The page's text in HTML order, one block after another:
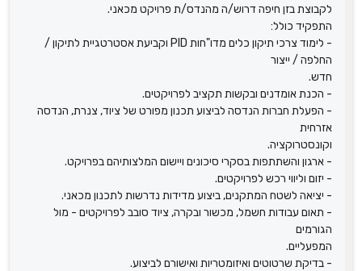
לקבוצת בזן חיפה דרוש/ה מהנדס/ת פרויקט מכאני.
התפקיד כולל:
- לימוד צרכי תיקון כלים מדו"חות PID וקביעת אסטרטגיית לתיקון /
החלפה / ייצור
חדש.
- הכנת אומדנים ובקשות תקציב לפרויקטים.
- הפעלת חברות הנדסה לביצוע תכנון מפורט של ציוד, צנרת, הנדסה
אזרחית
וקונסטרוקציה.
- ארגון והשתתפות בסקרי סיכונים ויישום המלצותיהם בפרויקט.
- יזום וליווי רכש לפרויקטים.
- יציאה לשטח המתקנים, ביצוע מדידות נדרשות לתכנון מכאני.
- תאום עבודות חשמל, מכשור ובקרה, ציוד סובב לפרויקטים - מול
הגורמים
המפעליים.
- בדיקת שרטוטים ואיזומטריות ואישורם לביצוע.